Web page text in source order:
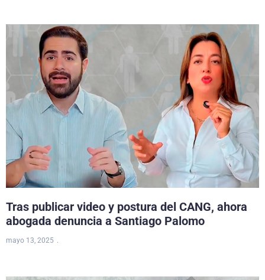
Tras publicar video y postura del CANG, ahora
abogada denuncia a Santiago Palomo
mayo 13, 2025